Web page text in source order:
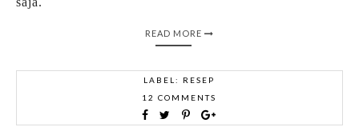
READ MORE
LABEL: RESEP
12 COMMENTS